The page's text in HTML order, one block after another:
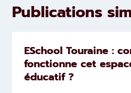
Publications
ESchool Touraine :
fonctionne cet
éducatif ?